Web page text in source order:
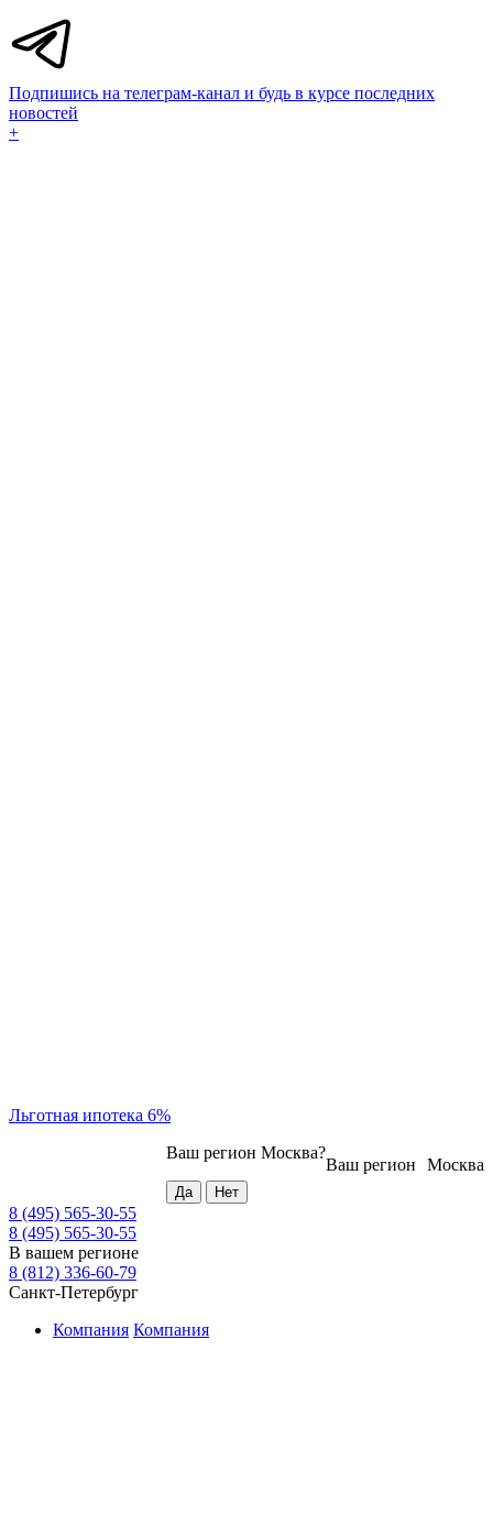
Подпишись на телеграм-канал и будь в курсе последних
новостей
+
Льготная ипотека 6%
Москва
Ваш регион
Ваш регион Москва?
8 (495) 565-30-55
8 (495) 565-30-55
В вашем регионе
8 (812) 336-60-79
Санкт-Петербург
Компания Компания